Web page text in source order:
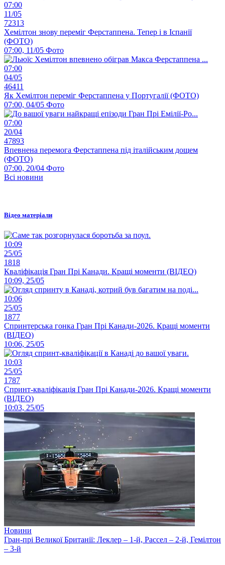
07:00
11/05
72313
Хемілтон знову переміг Ферстаппена. Тепер і в Іспанії
(ФОТО)
07:00, 11/05 Фото
07:00
04/05
46411
Як Хемілтон переміг Ферстаппена у Португалії (ФОТО)
07:00, 04/05 Фото
07:00
20/04
47893
Впевнена перемога Ферстаппена під італійським дощем
(ФОТО)
07:00, 20/04 Фото
Всі новини
Відео матеріали
10:09
25/05
1818
Кваліфікація Гран Прі Канади. Кращі моменти (ВІДЕО)
10:09, 25/05
10:06
25/05
1877
Спринтерська гонка Гран Прі Канади-2026. Кращі моменти
(ВІДЕО)
10:06, 25/05
10:03
25/05
1787
Спринт-кваліфікація Гран Прі Канади-2026. Кращі моменти
(ВІДЕО)
10:03, 25/05
Новини
Гран-прі Великої Британії: Леклер – 1-й, Рассел – 2-й, Гемілтон
– 3-й